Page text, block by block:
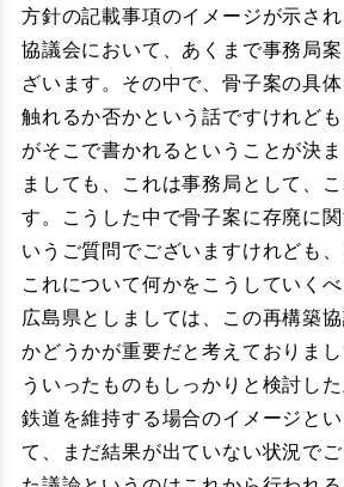
方針の記載事項のイメージが示さ
協議会において、あくまで事務局
ざいます。その中で、骨子案の具
触れるか否かという話ですけれど
がそこで書かれるということが決
ましても、これは事務局として、
す。こうした中で骨子案に存廃に
いうご質問でございますけれども
これについて何かをこうしていく
広島県としましては、この再構築
かどうかが重要だと考えておりま
ういったものもしっかりと検討し
鉄道を維持する場合のイメージと
て、まだ結果が出ていない状況で